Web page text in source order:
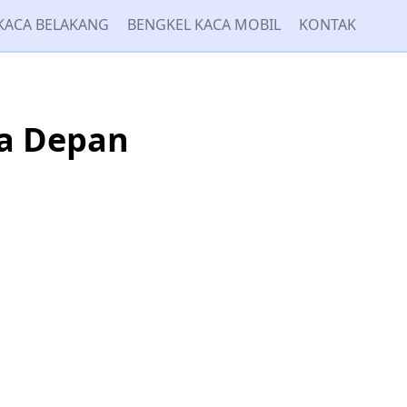
BELAKANG BENGKEL KACA MOBIL KONTAK
Depan